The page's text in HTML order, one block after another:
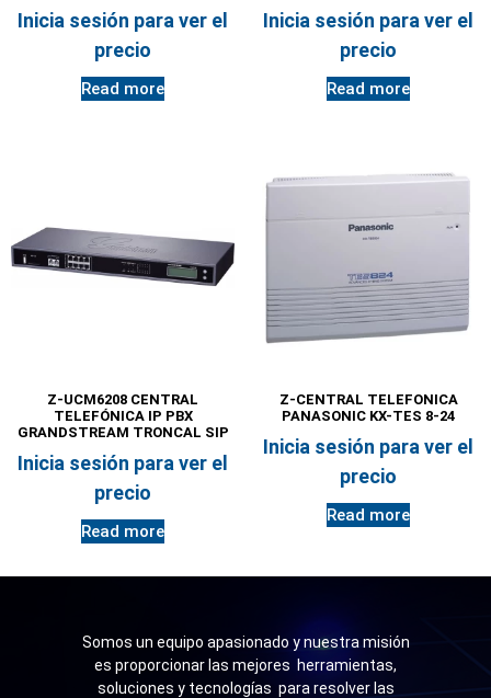
Inicia sesión para ver el
precio
Read more
Inicia sesión para ver el
precio
Read more
Z-UCM6208 CENTRAL
TELEFÓNICA IP PBX
GRANDSTREAM TRONCAL SIP
Inicia sesión para ver el
precio
Read more
Z-CENTRAL TELEFONICA
PANASONIC KX-TES 8-24
Inicia sesión para ver el
precio
Read more
Somos un equipo apasionado y nuestra misión
es proporcionar las mejores herramientas,
soluciones y tecnologías para resolver las